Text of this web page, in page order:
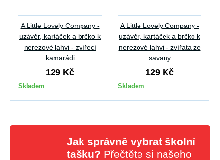
A Little Lovely Company -
uzávěr, kartáček a brčko k
nerezové lahvi - zvířecí
kamarádi
129 Kč
Skladem
A Little Lovely Company -
uzávěr, kartáček a brčko k
nerezové lahvi - zvířata ze
savany
129 Kč
Skladem
Jak správně vybrat školní
tašku? Přečtěte si našeho